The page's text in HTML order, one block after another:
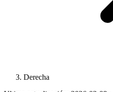
Derecha